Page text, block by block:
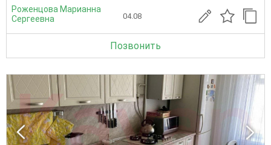
Роженцова Марианна
Сергеевна
04.08
Позвонить